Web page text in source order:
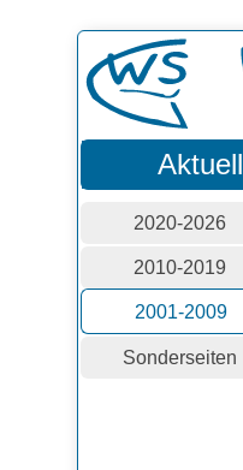
Aktuell
2020-2026
2010-2019
2001-2009
Sonderseiten